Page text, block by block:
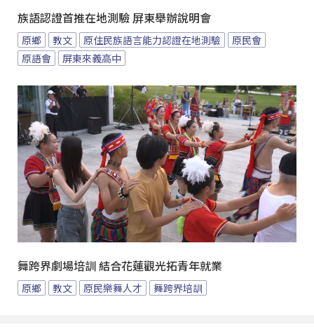
族語認證首推在地測驗 屏東舉辦說明會
原鄉 教文 原住民族語言能力認證在地測驗
原民會
原語會
屏東來義高中
舞跨界劇場培訓 結合花蓮觀光拓青年就業
原鄉 教文 原民樂舞人才 舞跨界培訓